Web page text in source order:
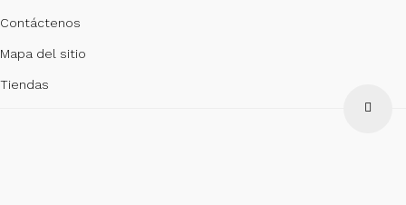
Contáctenos
Mapa del sitio
Tiendas